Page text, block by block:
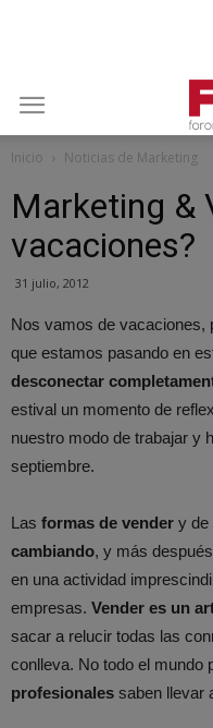
Inicio Noticias de Marketing
Marketing &
vacaciones?
31 julio, 2012
Nos vamos de vacaciones,
que estamos pasando en
desconectar
estival un momento de
nuestro modo de trabajar y
septiembre.
Las formas de vender y de
cambiando, y más
en una actividad
empresas. Vender es un
sacar a relucir todas las
conlleva. No todo el mundo
profesionales saben llevar